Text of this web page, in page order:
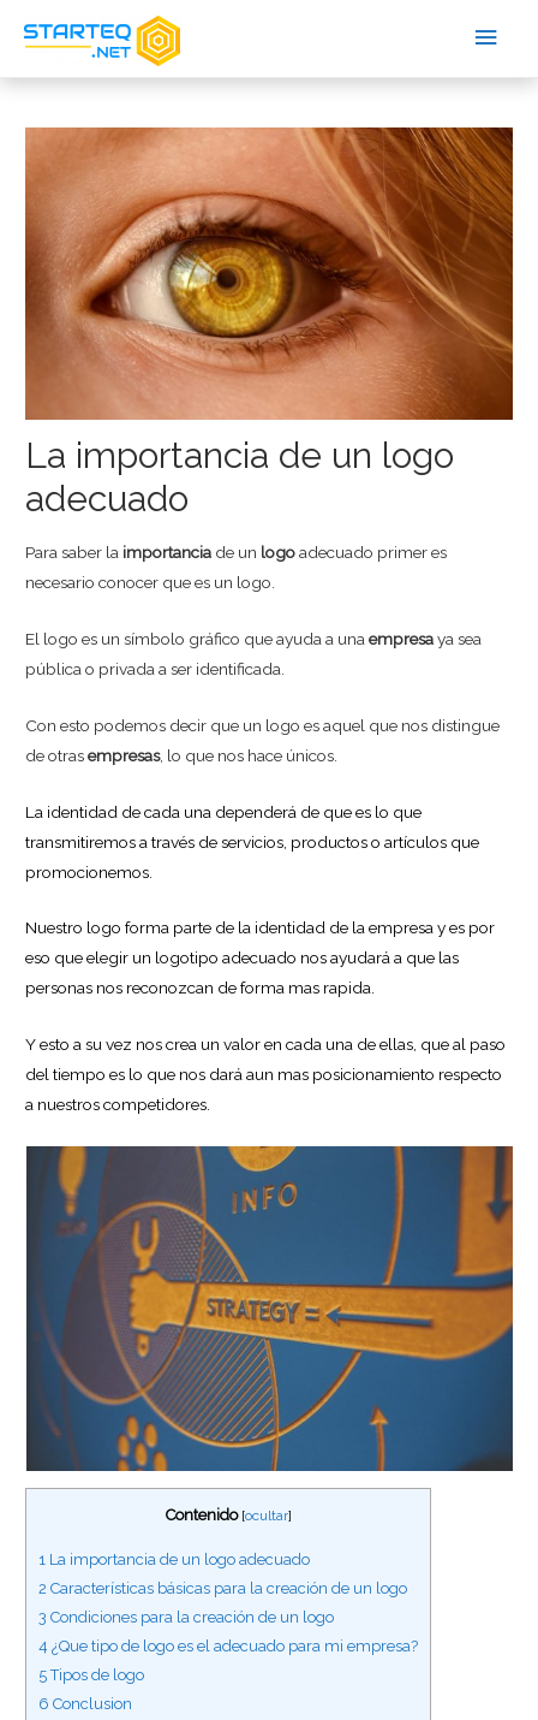
La importancia de un logo
adecuado
Para saber la importancia de un logoadecuado primer es
necesario conocer que es un logo.
El logo es un símbolo gráfico que ayuda a una empresaya sea
pública o privada a ser identificada.
Con esto podemos decir que un logo es aquel que nos distingue
de otrasempresas, lo que nos hace únicos.
La identidad de cada una dependerá de que es lo que
transmitiremos a través de servicios, productos o artículos que
promocionemos.
Nuestro logo forma parte de la identidad de la empresa y es por
eso que elegir un logotipo adecuado nos ayudará a que las
personas nos reconozcan de forma mas rapida.
Y esto a su vez nos crea un valor en cada una de ellas, que al paso
del tiempo es lo que nos dará aun mas posicionamiento respecto
a nuestros competidores.
Contenido [ocultar]
1 La importancia de un logo adecuado
2 Características básicas para la creación de un logo
3 Condiciones para la creación de un logo
4 ¿Que tipo de logo es el adecuado para mi empresa?
5Tipos de logo
6 Conclusion